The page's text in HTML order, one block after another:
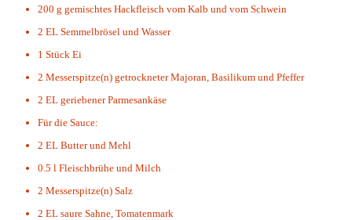
200 g gemischtes Hackfleisch vom Kalb und vom Schwein
2 EL Semmelbrösel und Wasser
1 Stück Ei
2 Messerspitze(n) getrockneter Majoran, Basilikum und Pfeffer
2 EL geriebener Parmesankäse
Für die Sauce:
2 EL Butter und Mehl
0.5 l Fleischbrühe und Milch
2 Messerspitze(n) Salz
2 EL saure Sahne, Tomatenmark